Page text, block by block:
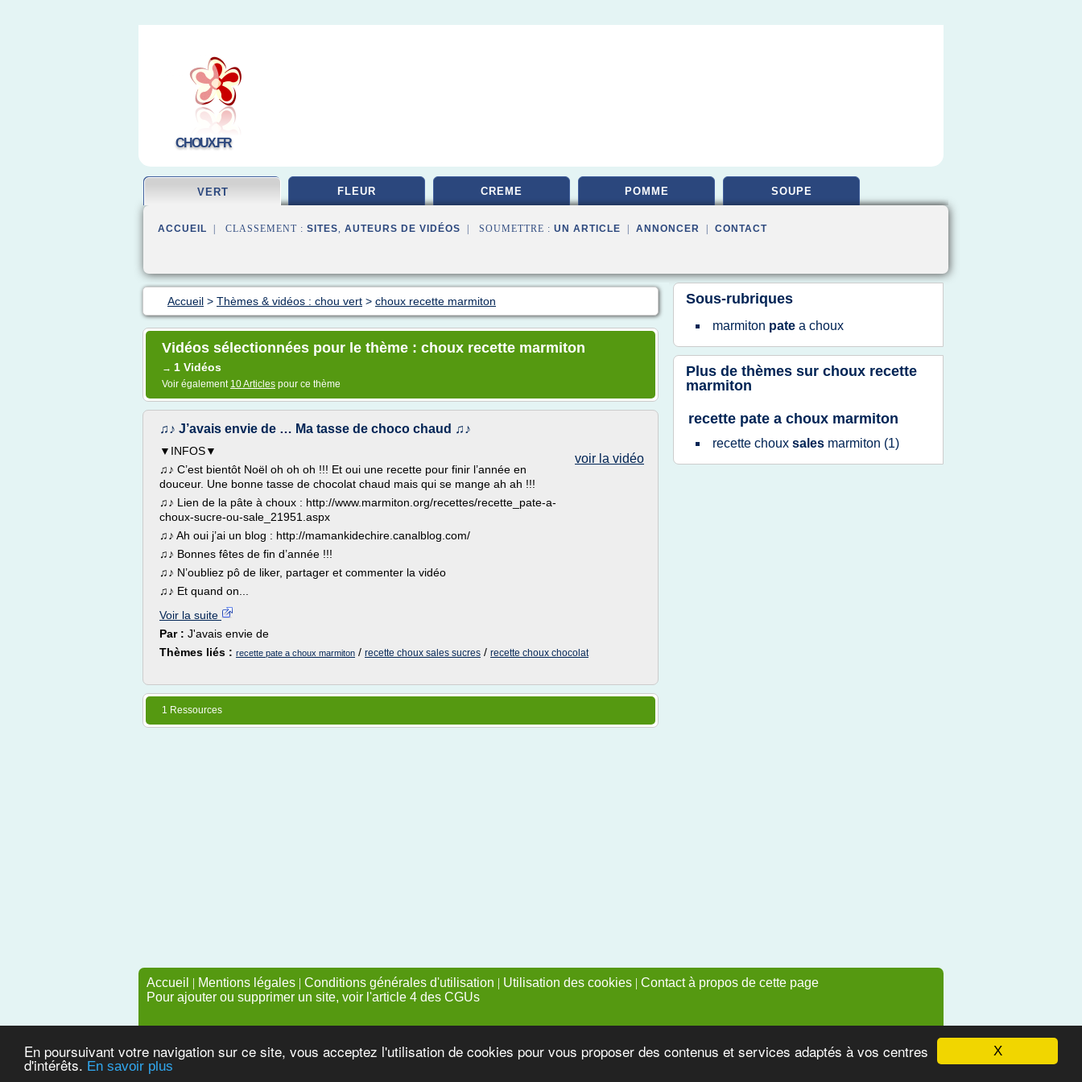
X
En poursuivant votre navigation sur ce site, vous acceptez l'utilisation de cookies pour vous proposer des contenus et services adaptés à vos centres
d'intérêts. En savoir plus
CHOUX.FR
VERT FLEUR CREME POMME SOUPE
ACCUEIL | CLASSEMENT : SITES, AUTEURS DE VIDÉOS | SOUMETTRE : UN ARTICLE ANNONCER CONTACT
Accueil > Thèmes & vidéos : chou vert > choux recette marmiton
Vidéos sélectionnées pour le thème : choux recette marmiton
→ 1 Vidéos
Voir également 10 Articles pour ce thème
♫♪ J’avais envie de … Ma tasse de choco chaud ♫♪
voir la vidéo
▼INFOS▼
♫♪ C’est bientôt Noël oh oh oh !!! Et oui une recette pour finir l’année en
douceur. Une bonne tasse de chocolat chaud mais qui se mange ah ah !!!
♫♪ Lien de la pâte à choux : http://www.marmiton.org/recettes/recette_pate-a-
choux-sucre-ou-sale_21951.aspx
♫♪ Ah oui j’ai un blog : http://mamankidechire.canalblog.com/
♫♪ Bonnes fêtes de fin d’année !!!
♫♪ N’oubliez pô de liker, partager et commenter la vidéo
♫♪ Et quand on...
Voir la suite
Par : J'avais envie de
Thèmes liés : recette pate a choux marmiton / recette choux sales sucres / recette choux chocolat
1 Ressources
Sous-rubriques
marmiton pate a choux
Plus de thèmes sur choux recette
marmiton
recette pate a choux marmiton
recette choux sales marmiton (1)
Accueil | Mentions légales | Conditions générales d'utilisation | Utilisation des cookies | Contact à propos de cette page
Pour ajouter ou supprimer un site, voir l'article 4 des CGUs